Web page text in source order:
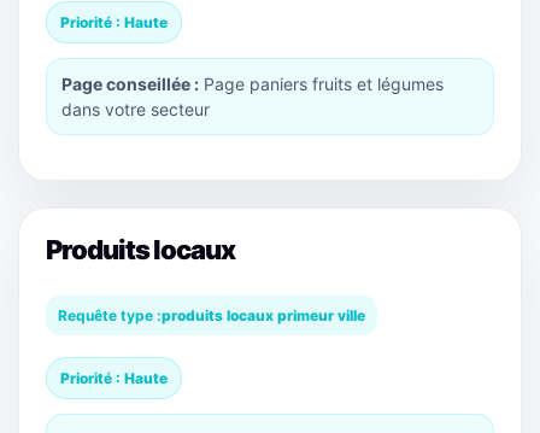
Priorité : Haute
Page conseillée : Page paniers fruits et légumes
dans votre secteur
Produits locaux
Requête type :produits locaux primeur ville
Priorité : Haute